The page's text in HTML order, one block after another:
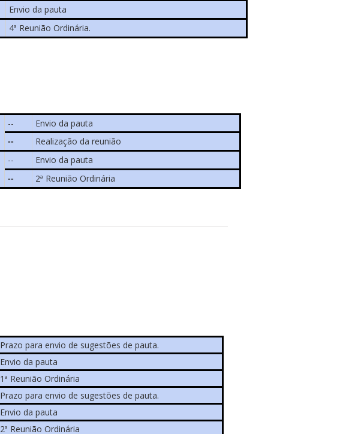
Envio da pauta
4ª Reunião Ordinária.
--
Envio da pauta
--
Realização da reunião
--
Envio da pauta
--
2ª Reunião Ordinária
Prazo para envio de sugestões de pauta.
Envio da pauta
1ª Reunião Ordinária
Prazo para envio de sugestões de pauta.
Envio da pauta
2ª Reunião Ordinária